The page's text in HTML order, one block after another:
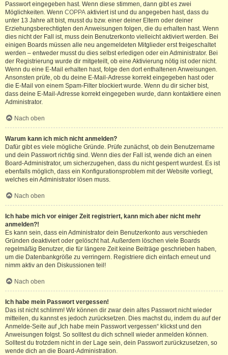
Passwort eingegeben hast. Wenn diese stimmen, dann gibt es zwei
Möglichkeiten. Wenn COPPA aktiviert ist und du angegeben hast, dass du
unter 13 Jahre alt bist, musst du bzw. einer deiner Eltern oder deiner
Erziehungsberechtigten den Anweisungen folgen, die du erhalten hast. Wenn
dies nicht der Fall ist, muss dein Benutzerkonto vielleicht aktiviert werden. Bei
einigen Boards müssen alle neu angemeldeten Mitglieder erst freigeschaltet
werden – entweder musst du dies selbst erledigen oder ein Administrator. Bei
der Registrierung wurde dir mitgeteilt, ob eine Aktivierung nötig ist oder nicht.
Wenn du eine E-Mail erhalten hast, folge den dort enthaltenen Anweisungen.
Ansonsten prüfe, ob du deine E-Mail-Adresse korrekt eingegeben hast oder
die E-Mail von einem Spam-Filter blockiert wurde. Wenn du dir sicher bist,
dass deine E-Mail-Adresse korrekt eingegeben wurde, dann kontaktiere einen
Administrator.
Nach oben
Warum kann ich mich nicht anmelden?
Dafür gibt es viele mögliche Gründe. Prüfe zunächst, ob dein Benutzername
und dein Passwort richtig sind. Wenn dies der Fall ist, wende dich an einen
Board-Administrator, um sicherzugehen, dass du nicht gesperrt wurdest. Es ist
ebenfalls möglich, dass ein Konfigurationsproblem mit der Website vorliegt,
welches ein Administrator lösen muss.
Nach oben
Ich habe mich vor einiger Zeit registriert, kann mich aber nicht mehr
anmelden?!
Es kann sein, dass ein Administrator dein Benutzerkonto aus verschieden
Gründen deaktiviert oder gelöscht hat. Außerdem löschen viele Boards
regelmäßig Benutzer, die für längere Zeit keine Beiträge geschrieben haben,
um die Datenbankgröße zu verringern. Registriere dich einfach erneut und
nimm aktiv an den Diskussionen teil!
Nach oben
Ich habe mein Passwort vergessen!
Das ist nicht schlimm! Wir können dir zwar dein altes Passwort nicht wieder
mitteilen, du kannst es jedoch zurücksetzen. Dies machst du, indem du auf der
Anmelde-Seite auf „Ich habe mein Passwort vergessen“ klickst und den
Anweisungen folgst. So solltest du dich schnell wieder anmelden können.
Solltest du trotzdem nicht in der Lage sein, dein Passwort zurückzusetzen, so
wende dich an die Board-Administration.